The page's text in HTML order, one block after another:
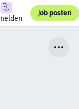
Job posten